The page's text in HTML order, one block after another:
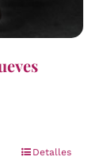
Detalles